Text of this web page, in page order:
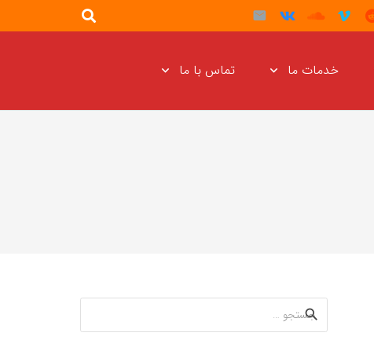
خدمات ما تماس با ما
جستجو
برای: